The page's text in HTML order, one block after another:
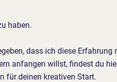
haben.
dass ich diese Erfahrung
anfangen willst, findest du
für deinen kreativen Start.